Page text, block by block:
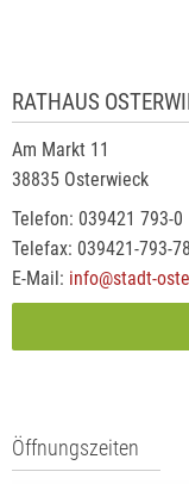
RATHAUS
Am Markt 11
38835 Osterwieck
Telefon: 039421 793-0
Telefax: 039421-793-
E-Mail: info@stadt-
Öffnungszeiten